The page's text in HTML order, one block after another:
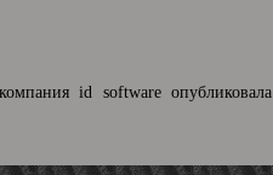
id software опубликовала